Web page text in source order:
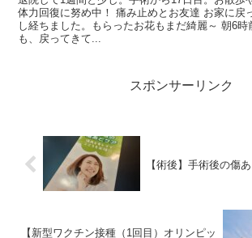
体力回復に努め中！ 痛み止めとお友達 お家に戻
し経ちました。もらったお花もまだ綺麗～ 朝6
も、戻ってきて...
スポンサーリンク
【術後】手術後の傷
【新型ワクチン接種（1回目）オリンピッ